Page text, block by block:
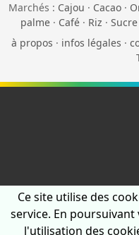
Marchés : Cajou · Cacao ·
palme· Café· Riz · Sucre
à propos · infos légales ·
Ce site utilise des
service. En
l'utilisation des